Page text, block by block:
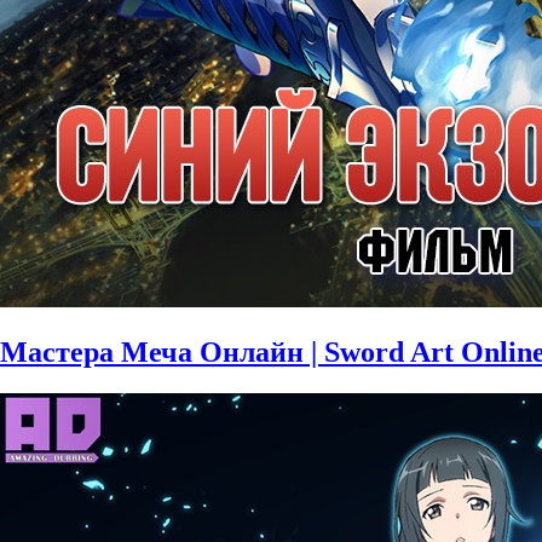
Мастера Меча Онлайн | Sword Art